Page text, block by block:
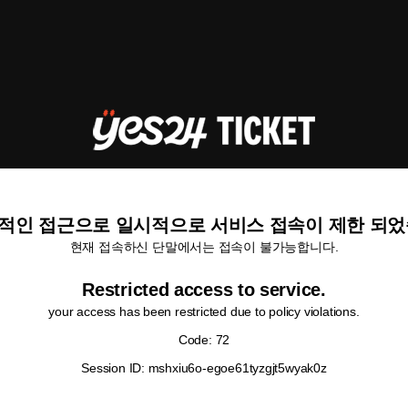
인 접근으로 일시적으로 서비스 접속이 제한 되
현재 접속하신 단말에서는 접속이 불가능합니다.
Restricted access to service.
your access has been restricted due to policy violations.
Code: 72
Session ID: mshxiu6o-egoe61tyzgjt5wyak0z